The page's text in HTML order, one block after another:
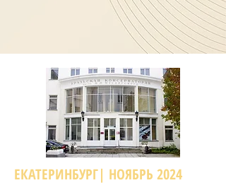
ЕКАТЕРИНБУРГ| НОЯБРЬ 2024